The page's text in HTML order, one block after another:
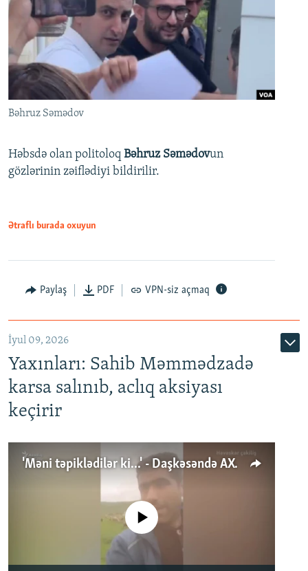
Bəhruz Səmədov
Həbsdə olan politoloq Bəhruz Səmədovun
gözlərinin zəiflədiyi bildirilir.
Ətraflı burada oxuyun
Paylaş PDF VPN-siz açmaq
İyul 09, 2026
Yaxınları: Sahib Məmmədzadə
karsa salınıb, aclıq aksiyası
keçirir
'Məni təpiklədilər ki...' - Daşkəsəndə AXCP fəalının yaxınları onun həbsinə etiraz edirlər
No media source currently available